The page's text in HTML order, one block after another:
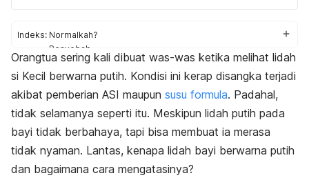
Indeks: Normalkah?
Penyebab
Pengobatan
Orangtua sering kali dibuat was-was ketika melihat lidah
si Kecil berwarna putih. Kondisi ini kerap disangka terjadi
akibat pemberian ASI maupun susu formula. Padahal,
tidak selamanya seperti itu. Meskipun lidah putih pada
bayi tidak berbahaya, tapi bisa membuat ia merasa
tidak nyaman. Lantas, kenapa lidah bayi berwarna putih
dan bagaimana cara mengatasinya?